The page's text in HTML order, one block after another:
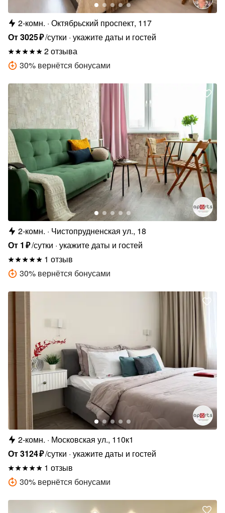
2-комн. Октябрьский проспект, 117
От3025₽/сутки укажите даты и гостей
2 отзыва
30% вернётся бонусами
2-комн.
Чистопрудненская ул., 18
От 1 ₽/сутки укажите даты и гостей
1 отзыв
30% вернётся бонусами
2-комн.
Московская ул., 110к1
От3124₽/сутки укажите даты и гостей
1 отзыв
30% вернётся бонусами